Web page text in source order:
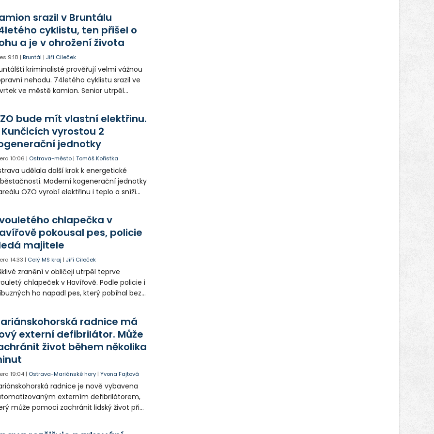
srazil v Bruntálu
cyklistu, ten přišel o
a je v ohrožení života
9:18 |Bruntál |Jiří Cileček
kriminalisté prověřují velmi vážnou
nehodu. 74letého cyklistu srazil ve
ve městě kamion. Senior utrpěl
případné svědky.
bude mít vlastní elektřinu.
Kunčicích vyrostou 2
jednotky
10:06 | Ostrava-město |Tomáš Kořistka
udělala další krok k energetické
Moderní kogenerační jednotky
OZO vyrobí elektřinu i teplo a sníží
přímo v Kunčicích.
chlapečka v
pokousal pes, policie
majitele
14:33 | Celý MS kraj |Jiří Cileček
zranění v obličeji utrpěl teprve
chlapeček v Havířově. Podle policie i
ho napadl pes, který pobíhal bez
psa hledá.
radnice má
externí defibrilátor. Může
život během několika
19:04 | Ostrava-Mariánské hory |Yvona Fajtová
radnice je nově vybavena
externím defibrilátorem,
může pomoci zachránit lidský život při